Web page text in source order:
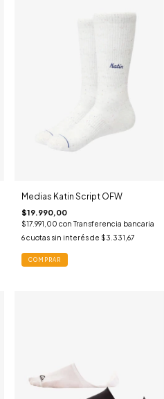
Medias Katin Script OFW
$19.990,00
$17.991,00 con Transferencia bancaria
6 cuotas sin interés de $3.331,67
COMPRAR